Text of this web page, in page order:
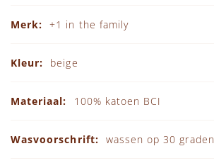
+1 in the family
beige
100% katoen BCI
wassen op 30 graden